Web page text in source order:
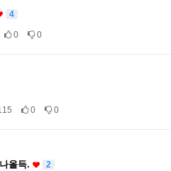
4
0 0
0 0
올득. 2